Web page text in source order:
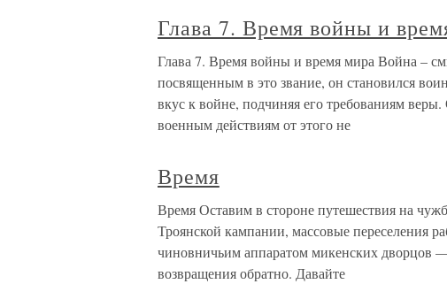
Глава 7. Время войны и
Глава 7. Время войны и время мира Война –
посвященным в это звание, он становился
вкус к войне, подчиняя его требованиям
военным действиям от этого не
Время
Время Оставим в стороне путешествия на
Троянской кампании, массовые переселения
чиновничьим аппаратом микенских дворцов
возвращения обратно. Давайте